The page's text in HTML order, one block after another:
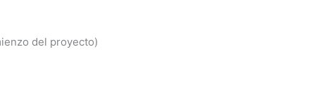
del proyecto)